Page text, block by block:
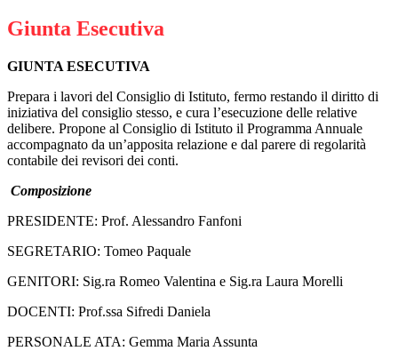
Giunta Esecutiva
GIUNTA ESECUTIVA
Prepara i lavori del Consiglio di Istituto, fermo restando il diritto di
iniziativa del consiglio stesso, e cura l’esecuzione delle relative
delibere. Propone al Consiglio di Istituto il Programma Annuale
accompagnato da un’apposita relazione e dal parere di regolarità
contabile dei revisori dei conti.
Composizione
PRESIDENTE: Prof. Alessandro Fanfoni
SEGRETARIO: Tomeo Paquale
GENITORI: Sig.ra Romeo Valentina e Sig.ra Laura Morelli
DOCENTI: Prof.ssa Sifredi Daniela
PERSONALE ATA: Gemma Maria Assunta